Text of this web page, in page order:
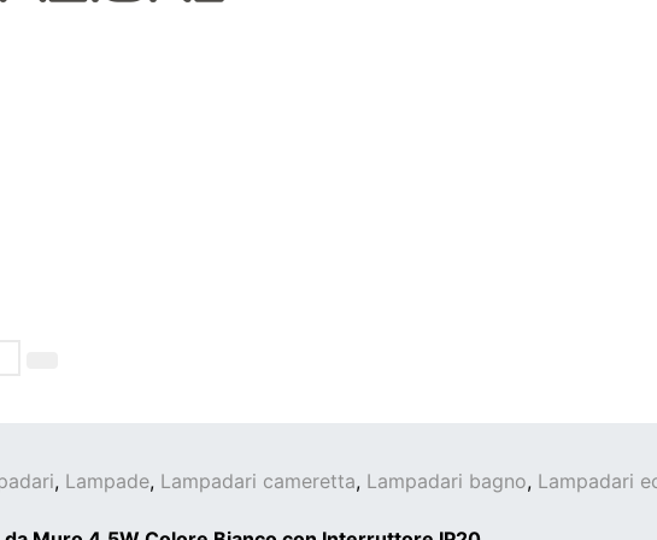
, Lampade, Lampadari cameretta, Lampadari bagno, Lampadari